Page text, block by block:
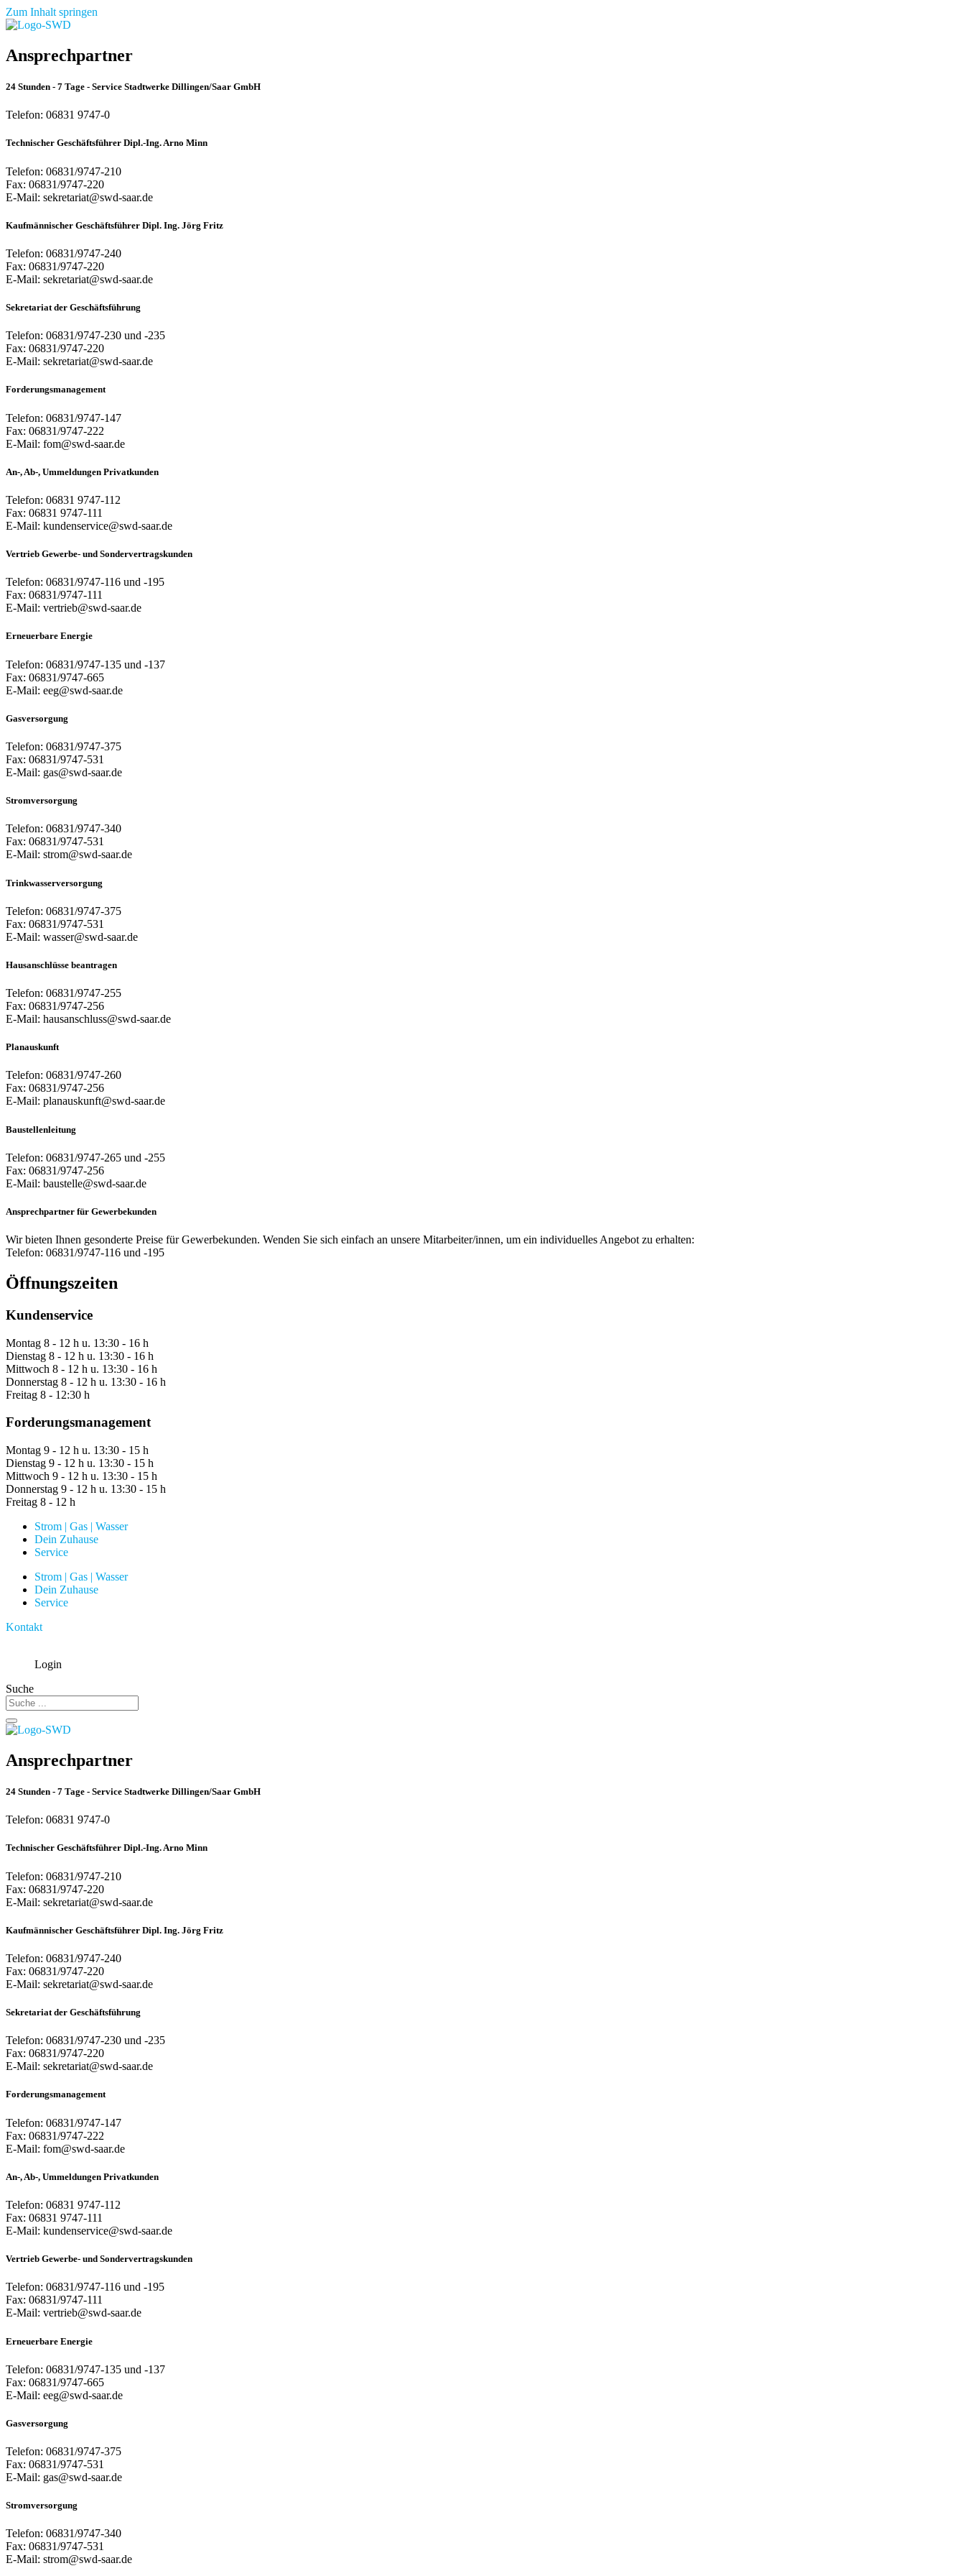
Zum Inhalt springen
Ansprechpartner
24 Stunden - 7 Tage - Service Stadtwerke Dillingen/Saar GmbH
Telefon: 06831 9747-0
Technischer Geschäftsführer Dipl.-Ing. Arno Minn
Telefon: 06831/9747-210
Fax: 06831/9747-220
E-Mail: sekretariat@swd-saar.de
Kaufmännischer Geschäftsführer Dipl. Ing. Jörg Fritz
Telefon: 06831/9747-240
Fax: 06831/9747-220
E-Mail: sekretariat@swd-saar.de
Sekretariat der Geschäftsführung
Telefon: 06831/9747-230 und -235
Fax: 06831/9747-220
E-Mail: sekretariat@swd-saar.de
Forderungsmanagement
Telefon: 06831/9747-147
Fax: 06831/9747-222
E-Mail: fom@swd-saar.de
An-, Ab-, Ummeldungen Privatkunden
Telefon: 06831 9747-112
Fax: 06831 9747-111
E-Mail: kundenservice@swd-saar.de
Vertrieb Gewerbe- und Sondervertragskunden
Telefon: 06831/9747-116 und -195
Fax: 06831/9747-111
E-Mail: vertrieb@swd-saar.de
Erneuerbare Energie
Telefon: 06831/9747-135 und -137
Fax: 06831/9747-665
E-Mail: eeg@swd-saar.de
Gasversorgung
Telefon: 06831/9747-375
Fax: 06831/9747-531
E-Mail: gas@swd-saar.de
Stromversorgung
Telefon: 06831/9747-340
Fax: 06831/9747-531
E-Mail: strom@swd-saar.de
Trinkwasserversorgung
Telefon: 06831/9747-375
Fax: 06831/9747-531
E-Mail: wasser@swd-saar.de
Hausanschlüsse beantragen
Telefon: 06831/9747-255
Fax: 06831/9747-256
E-Mail: hausanschluss@swd-saar.de
Planauskunft
Telefon: 06831/9747-260
Fax: 06831/9747-256
E-Mail: planauskunft@swd-saar.de
Baustellenleitung
Telefon: 06831/9747-265 und -255
Fax: 06831/9747-256
E-Mail: baustelle@swd-saar.de
Ansprechpartner für Gewerbekunden
Wir bieten Ihnen gesonderte Preise für Gewerbekunden. Wenden Sie sich einfach an unsere Mitarbeiter/innen, um ein individuelles Angebot zu erhalten:
Telefon: 06831/9747-116 und -195
Öffnungszeiten
Kundenservice
Montag 8 - 12 h u. 13:30 - 16 h
Dienstag 8 - 12 h u. 13:30 - 16 h
Mittwoch 8 - 12 h u. 13:30 - 16 h
Donnerstag 8 - 12 h u. 13:30 - 16 h
Freitag 8 - 12:30 h
Forderungsmanagement
Montag 9 - 12 h u. 13:30 - 15 h
Dienstag 9 - 12 h u. 13:30 - 15 h
Mittwoch 9 - 12 h u. 13:30 - 15 h
Donnerstag 9 - 12 h u. 13:30 - 15 h
Freitag 8 - 12 h
Strom | Gas | Wasser
Dein Zuhause
Service
Strom | Gas | Wasser
Dein Zuhause
Service
Kontakt
Login
Suche
Ansprechpartner
24 Stunden - 7 Tage - Service Stadtwerke Dillingen/Saar GmbH
Telefon: 06831 9747-0
Technischer Geschäftsführer Dipl.-Ing. Arno Minn
Telefon: 06831/9747-210
Fax: 06831/9747-220
E-Mail: sekretariat@swd-saar.de
Kaufmännischer Geschäftsführer Dipl. Ing. Jörg Fritz
Telefon: 06831/9747-240
Fax: 06831/9747-220
E-Mail: sekretariat@swd-saar.de
Sekretariat der Geschäftsführung
Telefon: 06831/9747-230 und -235
Fax: 06831/9747-220
E-Mail: sekretariat@swd-saar.de
Forderungsmanagement
Telefon: 06831/9747-147
Fax: 06831/9747-222
E-Mail: fom@swd-saar.de
An-, Ab-, Ummeldungen Privatkunden
Telefon: 06831 9747-112
Fax: 06831 9747-111
E-Mail: kundenservice@swd-saar.de
Vertrieb Gewerbe- und Sondervertragskunden
Telefon: 06831/9747-116 und -195
Fax: 06831/9747-111
E-Mail: vertrieb@swd-saar.de
Erneuerbare Energie
Telefon: 06831/9747-135 und -137
Fax: 06831/9747-665
E-Mail: eeg@swd-saar.de
Gasversorgung
Telefon: 06831/9747-375
Fax: 06831/9747-531
E-Mail: gas@swd-saar.de
Stromversorgung
Telefon: 06831/9747-340
Fax: 06831/9747-531
E-Mail: strom@swd-saar.de